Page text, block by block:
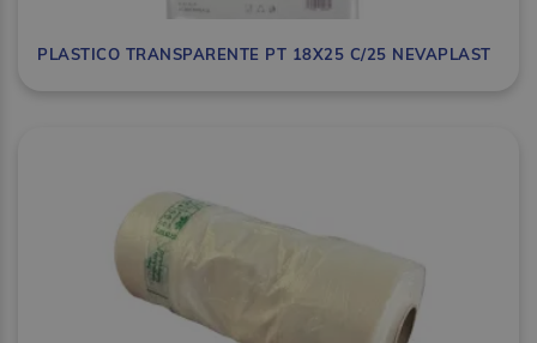
PLASTICO TRANSPARENTE PT 18X25 C/25 NEVAPLAST